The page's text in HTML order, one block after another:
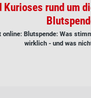
Kurioses rund um
online: Blutspende: Was
wirklich - und was